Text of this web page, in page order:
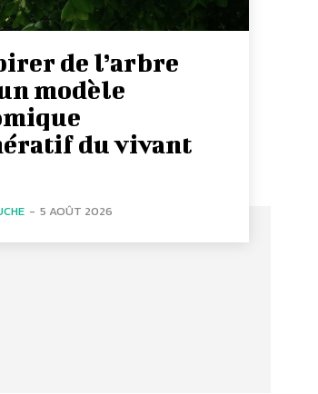
de l’arbre
modèle
du vivant
- 5 AOÛT 2026